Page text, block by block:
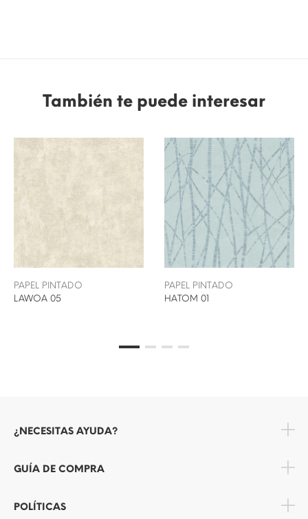
También te puede interesar
PAPEL PINTADO
LAWOA 05
PAPEL PINTADO
HATOM 01
¿NECESITAS AYUDA?
GUÍA DE COMPRA
POLÍTICAS